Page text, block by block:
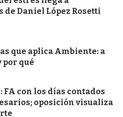
de Daniel López Rosetti
que aplica Ambiente: a
por qué
FA con los días contados
oposición visualiza